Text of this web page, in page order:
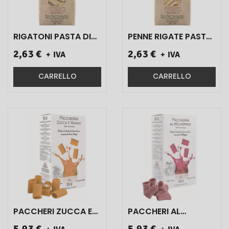
RIGATONI PASTA DI
DURO TRAFILATAAL
BRONZO ART.332 500
GR 1 PZ}
2,63 € + IVA
CARRELLO
PENNE RIGATE PASTA
DURO TRAFILATA AL
BRONZO ART.321 500
GR 1 PZ}
2,63 € + IVA
CARRELLO
PACCHERI ZUCCA E
PACCHERI AL